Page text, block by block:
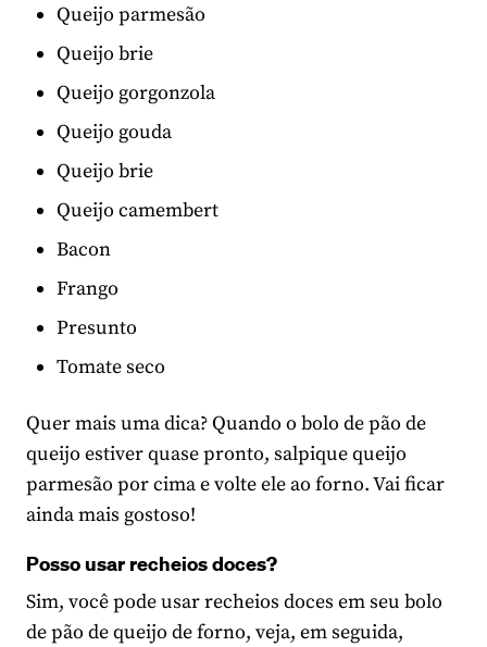
Queijo parmesão
Queijo brie
Queijo gorgonzola
Queijo gouda
Queijo brie
Queijo camembert
Bacon
Frango
Presunto
Tomate seco
Quer mais uma dica? Quando o bolo de pão de
queijo estiver quase pronto, salpique queijo
parmesão por cima e volte ele ao forno. Vai ficar
ainda mais gostoso!
Posso usar recheios doces?
Sim, você pode usar recheios doces em seu bolo
de pão de queijo de forno, veja, em seguida,